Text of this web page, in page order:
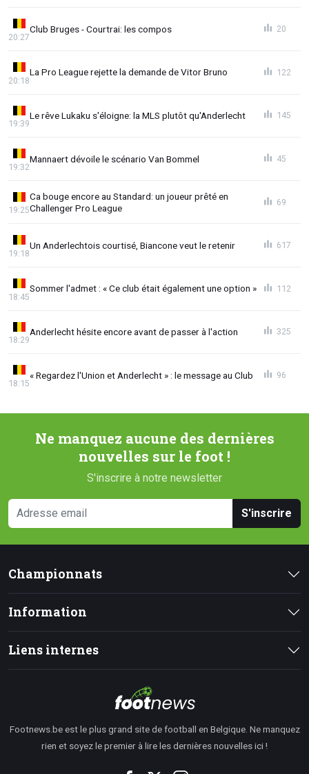
Club Bruges - Courtrai: les compos
20:27
20
La Pro League rejette la demande de Vitor Bruno
20:18
122
Le rêve Lukaku s'éloigne: la MLS plutôt qu'Anderlecht
19:39
145
Mannaert dévoile le scénario Van Bommel
19:32
45
Ca bouge encore au Standard: un joueur prêté en
Challenger Pro League
19:25
69
Un Anderlechtois courtisé, Biancone veut le retenir
19:18
617
Sommer l'admet : « Ce club était également une option »
18:45
112
Anderlecht hésite encore avant de passer à l'action
18:29
325
« Regardez l'Union et Anderlecht » : le message au Club
18:15
96
Ne manquez aucune des dernières
nouvelles sur le foot !
S'inscrire à notre newsletter
S'inscrire
Championnats
Information
Liens internes
Footnews.be est le plus grand site de football en Belgique. Ne manquez
rien et soyez le premier à lire les dernières nouvelles ici !